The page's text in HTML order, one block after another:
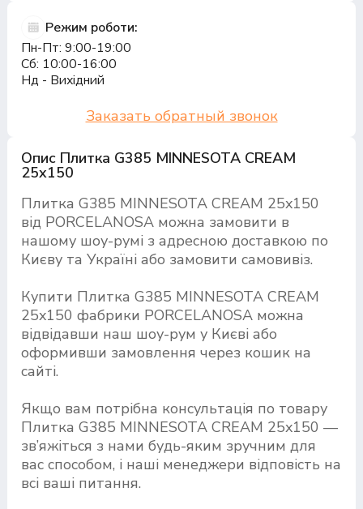
Опис Плитка G385 MINNESOTA CREAM
25x150
Плитка G385 MINNESOTA CREAM 25x150
від PORCELANOSA можна замовити в
нашому шоу-румі з адресною доставкою по
Києву та Україні або замовити самовивіз.
Купити Плитка G385 MINNESOTA CREAM
25x150 фабрики PORCELANOSA можна
відвідавши наш шоу-рум у Києві або
оформивши замовлення через кошик на
сайті.
Якщо вам потрібна консультація по товару
Плитка G385 MINNESOTA CREAM 25x150 —
зв’яжіться з нами будь-яким зручним для
вас способом, і наші менеджери відповість на
всі ваші питання.
Режим роботи:
Пн-Пт: 9:00-19:00
Сб: 10:00-16:00
Нд - Вихідний
Заказать обратный звонок